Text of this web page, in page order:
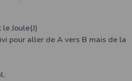
Joule(J)
pour aller de A vers B mais de la